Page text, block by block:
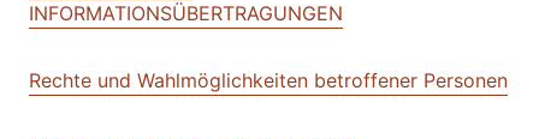
INFORMATIONSÜBERTRAGUNGEN
Rechte und Wahlmöglichkeiten betroffener Personen